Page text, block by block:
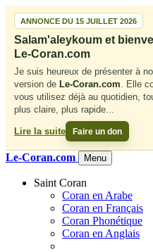
ANNONCE DU 15 JUILLET 2026
Salam'aleykoum et
Le-Coran.com
Je suis heureux de présenter à
version de Le-Coran.com. Elle
vous utilisez déjà au quotidien,
plus claire, plus rapide...
Lire la suite Faire un don
Le-Coran.com Menu
Saint Coran
Coran en Arabe
Coran en Français
Coran Phonétique
Coran en Anglais